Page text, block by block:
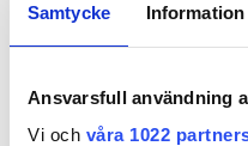
Samtycke Information
Ansvarsfull användning
Vi och våra 1022
Related